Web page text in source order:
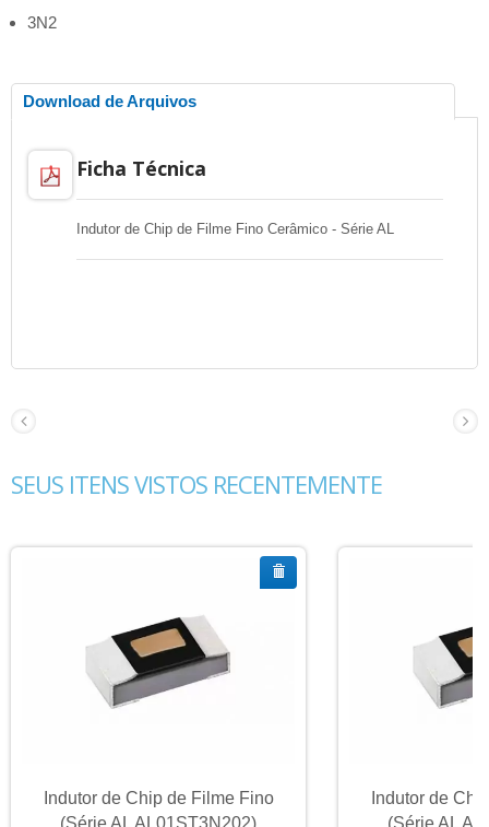
3N2
Download de Arquivos
Ficha Técnica
Indutor de Chip de Filme Fino Cerâmico - Série AL
SEUS ITENS VISTOS RECENTEMENTE
Indutor de Chip de Filme Fino
(Série AL AL01ST3N202)
Indutor de
(Série AL